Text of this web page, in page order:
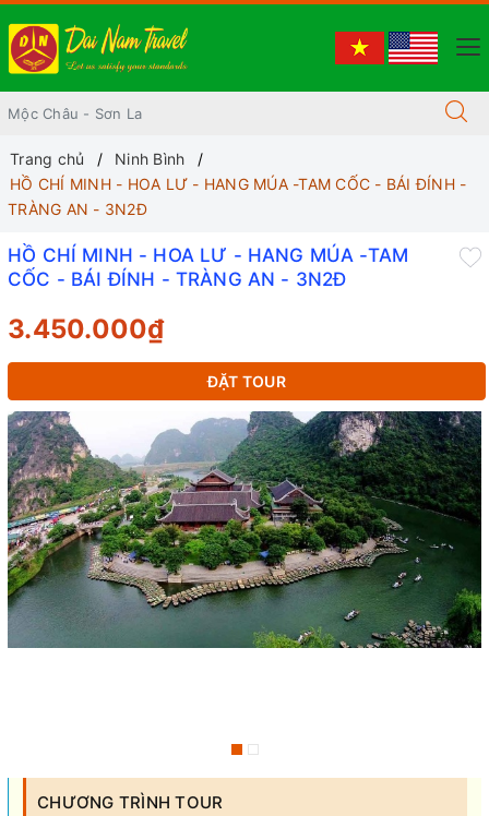
Trang chủ
Ninh Bình
HỒ CHÍ MINH - HOA LƯ - HANG MÚA -TAM CỐC - BÁI ĐÍNH -
TRÀNG AN - 3N2Đ
CHƯƠNG TRÌNH TOUR
HỒ CHÍ MINH - HOA LƯ - HANG MÚA -TAM
CỐC - BÁI ĐÍNH - TRÀNG AN - 3N2Đ
3.450.000₫
ĐẶT TOUR